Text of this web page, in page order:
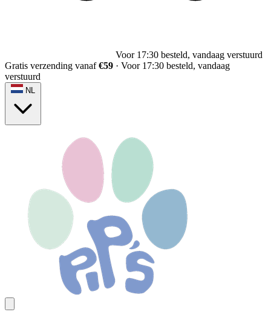
Voor 17:30 besteld, vandaag verstuurd
Gratis verzending vanaf€59 · Voor 17:30 besteld, vandaag
verstuurd
NL